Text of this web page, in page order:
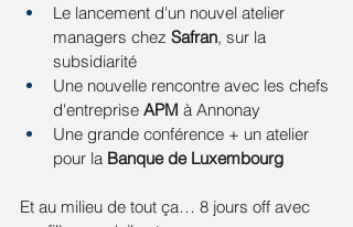
Le lancement d'un nouvel atelier
managers chez Safran, sur la
subsidiarité
Une nouvelle rencontre avec les chefs
d'entreprise APM à Annonay
Une grande conférence + un atelier
pour la Banque de Luxembourg
Et au milieu de tout ça… 8 jours off avec